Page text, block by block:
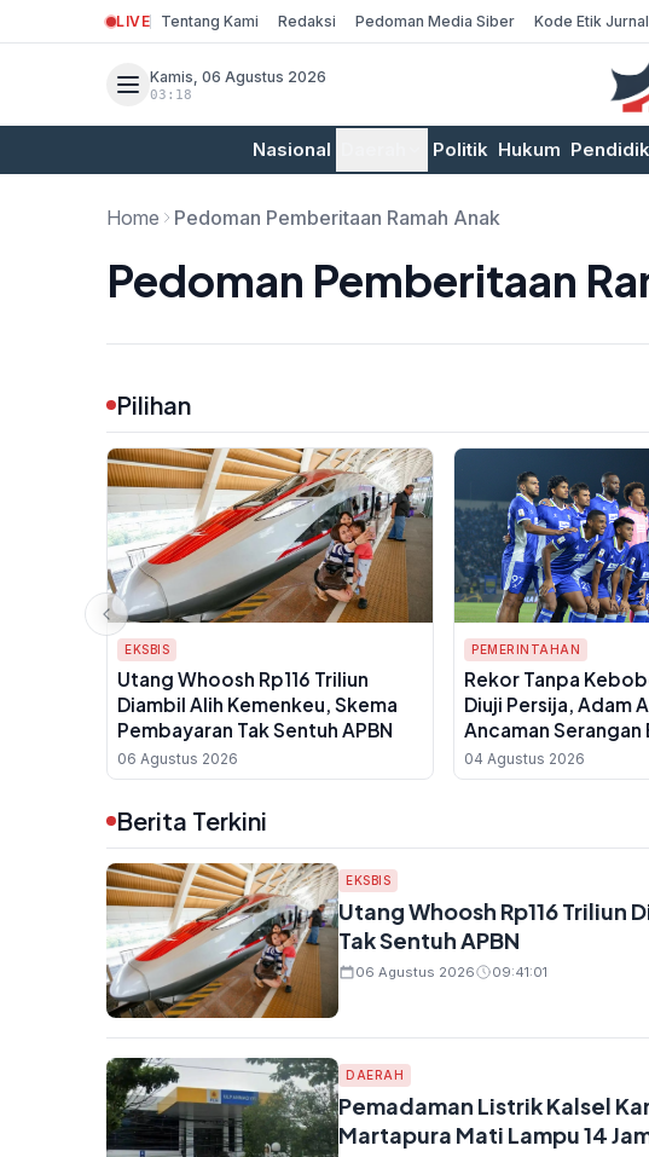
LIVE Tentang Kami Redaksi Pedoman Media Siber Kode Etik
Kamis, 06 Agustus 2026
03:18
Nasional Politik Hukum
Home Pedoman Pemberitaan Ramah Anak
Pedoman Pemberitaan
Pilihan
EKSBIS
Utang Whoosh Rp116 Triliun
Diambil Alih Kemenkeu, Skema
Pembayaran Tak Sentuh APBN
06 Agustus 2026
PEMERINTAHAN
Rekor Tanpa
Diuji Persija, Adam
Ancaman Serangan
Kemayoran
04 Agustus 2026
Berita Terkini
EKSBIS
Utang Whoosh Rp116 Triliun
Tak Sentuh APBN
06 Agustus 2026 09:41:01
DAERAH
Pemadaman Listrik Kalsel
Martapura Mati Lampu 14